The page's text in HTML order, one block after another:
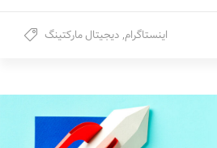
اینستاگرام, دیجیتال مارکتینگ